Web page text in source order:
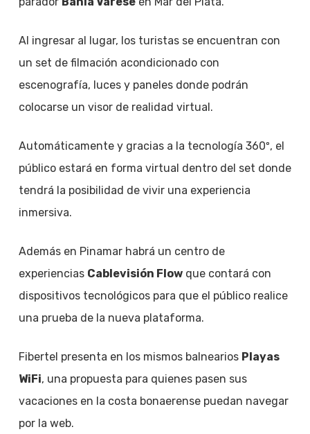
Al ingresar al lugar, los turistas se encuentran con
un set de filmación acondicionado con
escenografía, luces y paneles donde podrán
colocarse un visor de realidad virtual.
Automáticamente y gracias a la tecnología 360º, el
público estará en forma virtual dentro del set donde
tendrá la posibilidad de vivir una experiencia
inmersiva.
Además en Pinamar habrá un centro de
experiencias Cablevisión Flowque contará con
dispositivos tecnológicos para que el público realice
una prueba de la nueva plataforma.
Fibertel presenta en los mismos balnearios Playas
WiFi, una propuesta para quienes pasen sus
vacaciones en la costa bonaerense puedan navegar
por la web.